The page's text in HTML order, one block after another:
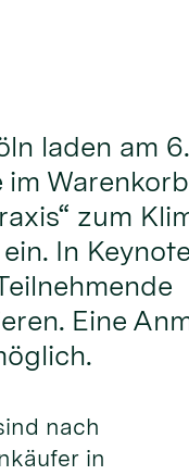
laden am
zum
In
Eine
nach
in